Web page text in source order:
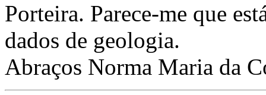
Porteira. Parece-me que
dados de geologia.
Abraços Norma Maria da